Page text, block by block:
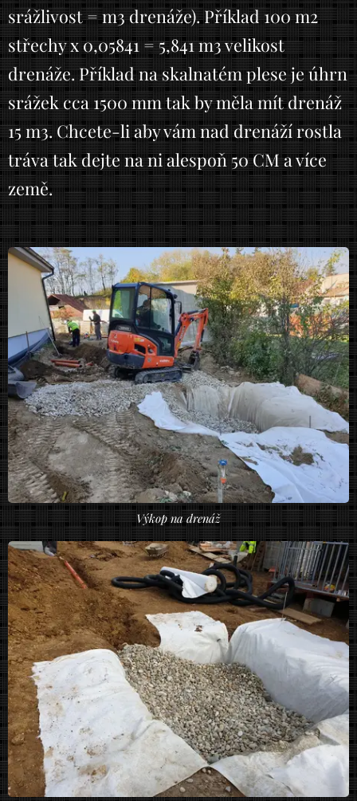
srážlivost = m3 drenáže). Příklad 100 m2
střechy x 0,05841 = 5,841 m3 velikost
drenáže. Příklad na skalnatém plese je úhrn
srážek cca 1500 mm tak by měla mít drenáž
15 m3. Chcete-li aby vám nad drenáží rostla
tráva tak dejte na ni alespoň 50 CM a více
země.
Výkop na drenáž